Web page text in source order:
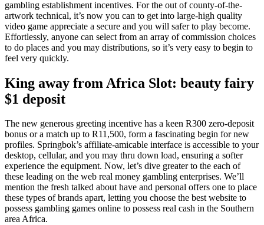
gambling establishment incentives. For the out of county-of-the-
artwork technical, it’s now you can to get into large-high quality
video game appreciate a secure and you will safer to play become.
Effortlessly, anyone can select from an array of commission choices
to do places and you may distributions, so it’s very easy to begin to
feel very quickly.
King away from Africa Slot: beauty fairy
$1 deposit
The new generous greeting incentive has a keen R300 zero-deposit
bonus or a match up to R11,500, form a fascinating begin for new
profiles. Springbok’s affiliate-amicable interface is accessible to your
desktop, cellular, and you may thru down load, ensuring a softer
experience the equipment. Now, let’s dive greater to the each of
these leading on the web real money gambling enterprises. We’ll
mention the fresh talked about have and personal offers one to place
these types of brands apart, letting you choose the best website to
possess gambling games online to possess real cash in the Southern
area Africa.